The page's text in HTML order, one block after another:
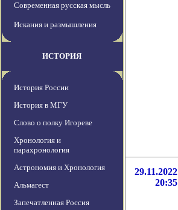
Современная русская мысль
Искания и размышления
ИСТОРИЯ
История России
История в МГУ
Слово о полку Игореве
Хронология и
парахронология
Астрономия и Хронология
Альмагест
Запечатленная Россия
29.11.2022
20:35